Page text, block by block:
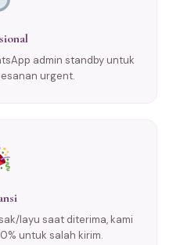
admin standby untuk
urgent.
layu saat diterima, kami
untuk salah kirim.